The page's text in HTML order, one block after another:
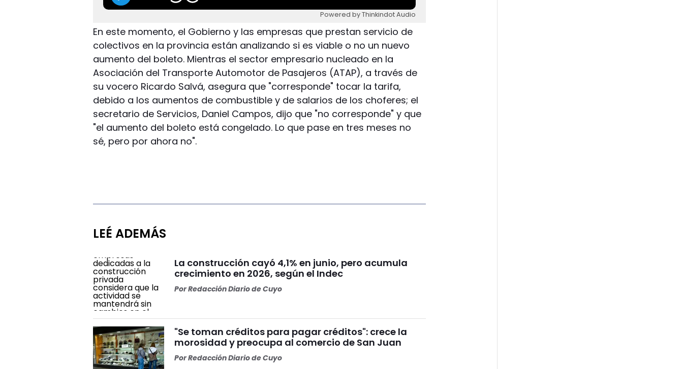
Powered by Thinkindot Audio
En este momento, el Gobierno y las empresas que prestan servicio de
colectivos en la provincia están analizando si es viable o no un nuevo
aumento del boleto. Mientras el sector empresario nucleado en la
Asociación del Transporte Automotor de Pasajeros (ATAP), a través de
su vocero Ricardo Salvá, asegura que "corresponde" tocar la tarifa,
debido a los aumentos de combustible y de salarios de los choferes; el
secretario de Servicios, Daniel Campos, dijo que "no corresponde" y que
"el aumento del boleto está congelado. Lo que pase en tres meses no
sé, pero por ahora no".
LEÉ ADEMÁS
La construcción cayó 4,1% en junio, pero acumula
crecimiento en 2026, según el Indec
PorRedacción Diario de Cuyo
"Se toman créditos para pagar créditos": crece la
morosidad y preocupa al comercio de San Juan
PorRedacción Diario de Cuyo